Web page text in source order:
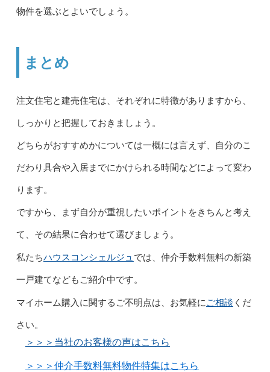
物件を選ぶとよいでしょう。
まとめ
注文住宅と建売住宅は、それぞれに特徴がありますから、
しっかりと把握しておきましょう。
どちらがおすすめかについては一概には言えず、自分のこ
だわり具合や入居までにかけられる時間などによって変わ
ります。
ですから、まず自分が重視したいポイントをきちんと考え
て、その結果に合わせて選びましょう。
私たちハウスコンシェルジュ では、仲介手数料無料の新築
一戸建てなどもご紹介中です。
マイホーム購入に関するご不明点は、お気軽にご相談 くだ
さい。
＞＞＞当社のお客様の声はこちら
＞＞＞仲介手数料無料物件特集はこちら